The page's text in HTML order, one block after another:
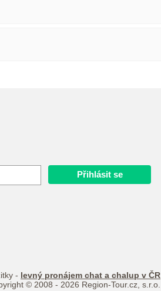
- levný pronájem chat a chalup v ČR
© 2008 - 2026 Region-Tour.cz, s.r.o.